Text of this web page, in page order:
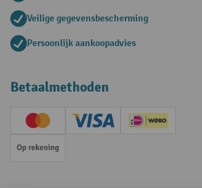
Veilige gegevensbescherming
Persoonlijk aankoopadvies
Betaalmethoden
Creditcard (Master)Creditcard (Visa)iDEAL | Wero
Op rekening